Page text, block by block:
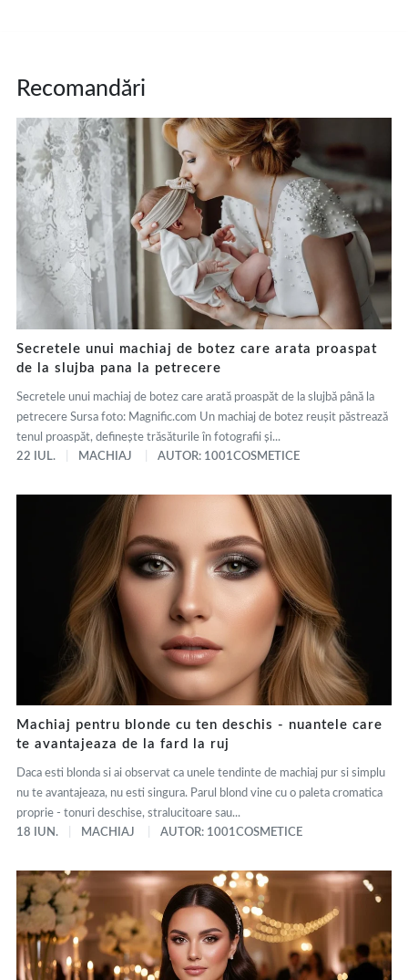
Recomandări
Secretele unui machiaj de botez care arata proaspat
de la slujba pana la petrecere
Secretele unui machiaj de botez care arată proaspăt de la slujbă până la
petrecere Sursa foto: Magnific.com Un machiaj de botez reușit păstrează
tenul proaspăt, definește trăsăturile în fotografii și...
22 IUL.
MACHIAJ AUTOR: 1001COSMETICE
Machiaj pentru blonde cu ten deschis - nuantele care
te avantajeaza de la fard la ruj
Daca esti blonda si ai observat ca unele tendinte de machiaj pur si simplu
nu te avantajeaza, nu esti singura. Parul blond vine cu o paleta cromatica
proprie - tonuri deschise, stralucitoare sau...
18 IUN.
MACHIAJ AUTOR: 1001COSMETICE